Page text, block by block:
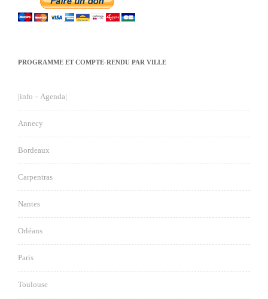
PROGRAMME ET COMPTE-RENDU PAR VILLE
|info – Agenda|
Annecy
Bordeaux
Carpentras
Nantes
Orléans
Paris
Toulouse